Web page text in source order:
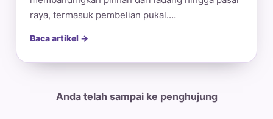
raya, termasuk pembelian pukal.…
Baca artikel →
Anda telah sampai ke penghujung